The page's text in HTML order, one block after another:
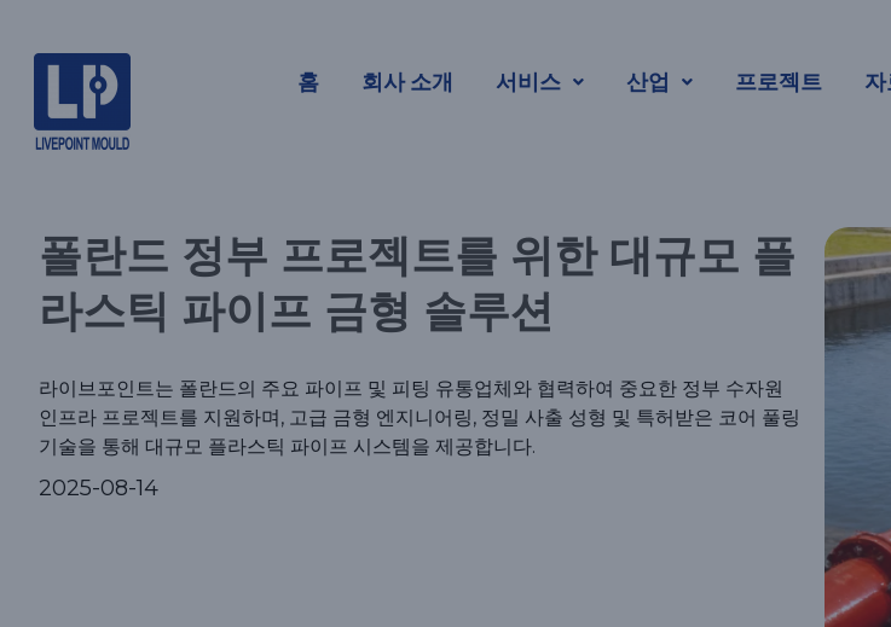
홈 회사 소개 서비스 산업 프로젝트 자
폴란드 정부 프로젝트
라스틱 파이프
폴란드 정부 프로젝트를 위한 대규모 플
라스틱 파이프 금형 솔루션
라이브포인트는 폴란드의 주요 파이프 및 피팅 유통업체와 협력하여 중요한 정부 수자원
인프라 프로젝트를 지원하며, 고급 금형 엔지니어링, 정밀 사출 성형 및 특허받은 코어 풀링
기술을 통해 대규모 플라스틱 파이프 시스템을 제공합니다.
2025-08-14